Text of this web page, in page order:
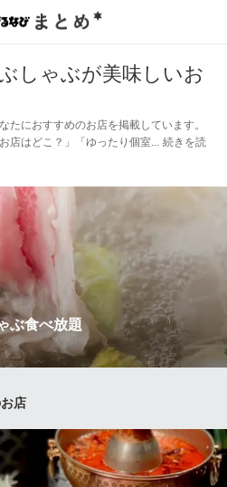
しゃぶが美味しいお
たにおすすめのお店を掲載しています。
店はどこ？」「ゆったり個室
続きを読
ぶ食べ放題
も最大２時間の飲み放題付きコー
類も食べ放題となっております。
ど全５種類からお選び頂けます。
たスープを最後の〆までお愉しみ
店